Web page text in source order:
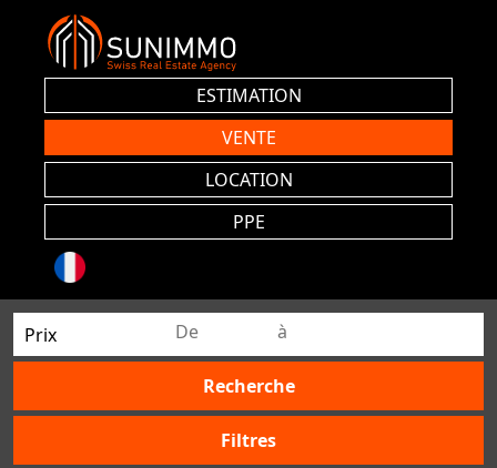
ESTIMATION
VENTE
LOCATION
PPE
Prix
Recherche
Filtres